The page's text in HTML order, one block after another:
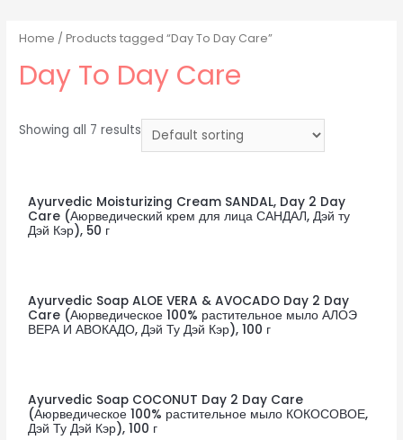
Home / Products tagged “Day To Day Care”
Day To Day Care
Showing all 7 results
Ayurvedic Moisturizing Cream SANDAL, Day 2 Day
Care (Аюрведический крем для лица САНДАЛ, Дэй ту
Дэй Кэр), 50 г
Ayurvedic Soap ALOE VERA & AVOCADO Day 2 Day
Care (Аюрведическое 100% растительное мыло АЛОЭ
ВЕРА И АВОКАДО, Дэй Ту Дэй Кэр), 100 г
Ayurvedic Soap COCONUT Day 2 Day Care
(Аюрведическое 100% растительное мыло КОКОСОВОЕ,
Дэй Ту Дэй Кэр), 100 г